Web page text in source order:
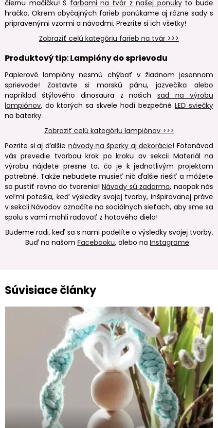
čiernu mačičku! S farbami na tvár z našej ponukyto bude
hračka. Okrem obyčajných farieb ponúkame aj rôzne sady s
pripravenými vzormi a návodmi. Prezrite si ich všetky!
Zobraziť celú kategóriu farieb na tvár >>>
Produktový tip: Lampióny do sprievodu
Papierové lampióny nesmú chýbať v žiadnom jesennom
sprievode! Zostavte si morskú pánu, jazvečíka alebo
napríklad štýlového dinosaura z našichsad na výrobu
lampiónov, do ktorých sa skvele hodí bezpečné LED sviečky
na baterky.
Zobraziť celú kategóriu lampiónov >>>
Pozrite si aj ďalšie návody na šperky aj dekorácie! Fotonávod
vás prevedie tvorbou krok po kroku av sekcii Materiál na
výrobu nájdete presne to, čo je k jednotlivým projektom
potrebné. Takže nebudete musieť nič ďalšie riešiť a môžete
sa pustiť rovno do tvorenia!Návody sú zadarmo, naopak nás
veľmi potešia, keď výsledky svojej tvorby, inšpirovanej práve
v sekcii Návodov označíte na sociálnych sieťach, aby sme sa
spolu s vami mohli radovať z hotového diela!
Budeme radi, keď sa s nami podelíte o výsledky svojej tvorby.
Buď na našom Facebooku, alebo na Instagrame.
Súvisiace články